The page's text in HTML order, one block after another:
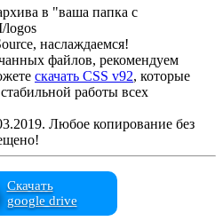
в "ваша папка с
logos
наслаждаемся!
файлов, рекомендуем
скачать CSS v92, которые
работы всех
Любое копирование без
Скачать
google drive